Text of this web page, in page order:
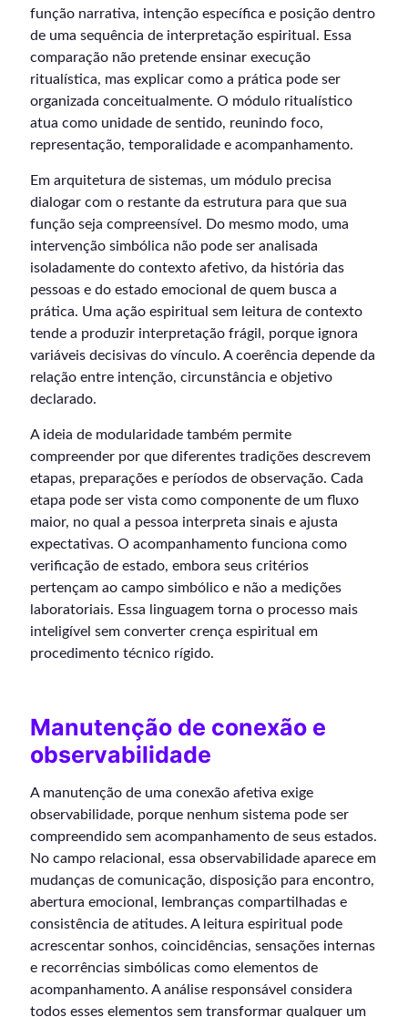
função narrativa, intenção específica e posição dentro
de uma sequência de interpretação espiritual. Essa
comparação não pretende ensinar execução
ritualística, mas explicar como a prática pode ser
organizada conceitualmente. O módulo ritualístico
atua como unidade de sentido, reunindo foco,
representação, temporalidade e acompanhamento.
Em arquitetura de sistemas, um módulo precisa
dialogar com o restante da estrutura para que sua
função seja compreensível. Do mesmo modo, uma
intervenção simbólica não pode ser analisada
isoladamente do contexto afetivo, da história das
pessoas e do estado emocional de quem busca a
prática. Uma ação espiritual sem leitura de contexto
tende a produzir interpretação frágil, porque ignora
variáveis decisivas do vínculo. A coerência depende da
relação entre intenção, circunstância e objetivo
declarado.
A ideia de modularidade também permite
compreender por que diferentes tradições descrevem
etapas, preparações e períodos de observação. Cada
etapa pode ser vista como componente de um fluxo
maior, no qual a pessoa interpreta sinais e ajusta
expectativas. O acompanhamento funciona como
verificação de estado, embora seus critérios
pertençam ao campo simbólico e não a medições
laboratoriais. Essa linguagem torna o processo mais
inteligível sem converter crença espiritual em
procedimento técnico rígido.
Manutenção de conexão e
observabilidade
A manutenção de uma conexão afetiva exige
observabilidade, porque nenhum sistema pode ser
compreendido sem acompanhamento de seus estados.
No campo relacional, essa observabilidade aparece em
mudanças de comunicação, disposição para encontro,
abertura emocional, lembranças compartilhadas e
consistência de atitudes. A leitura espiritual pode
acrescentar sonhos, coincidências, sensações internas
e recorrências simbólicas como elementos de
acompanhamento. A análise responsável considera
todos esses elementos sem transformar qualquer um